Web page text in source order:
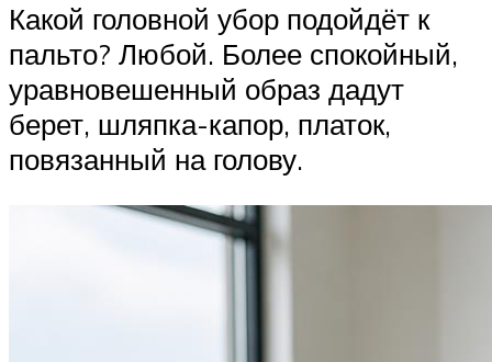
Какой головной убор подойдёт к
пальто? Любой. Более спокойный,
уравновешенный образ дадут
берет, шляпка-капор, платок,
повязанный на голову.